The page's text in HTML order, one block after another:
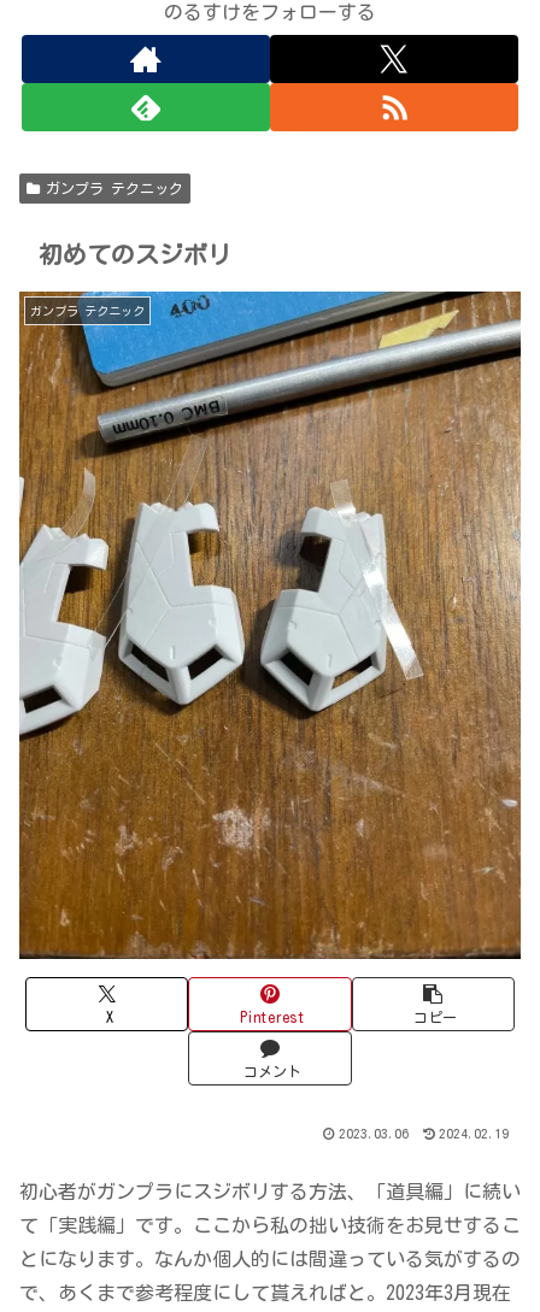
のるすけをフォローする
ガンプラ テクニック
初めてのスジボリ
ガンプラ テクニック
X Pinterest コピー
コメント
2023.03.06 2024.02.19
初心者がガンプラにスジボリする方法、「道具編」に続い
て「実践編」です。ここから私の拙い技術をお見せするこ
とになります。なんか個人的には間違っている気がするの
で、あくまで参考程度にして貰えればと。2023年3月現在